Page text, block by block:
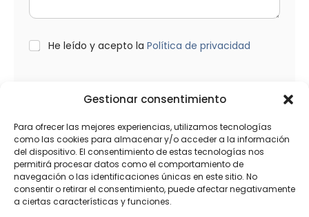
Gestionar consentimiento
Para ofrecer las mejores experiencias, utilizamos tecnologías
como las cookies para almacenar y/o acceder a la información
del dispositivo. El consentimiento de estas tecnologías nos
permitirá procesar datos como el comportamiento de
navegación o las identificaciones únicas en este sitio. No
consentir o retirar el consentimiento, puede afectar negativamente
a ciertas características y funciones.
L
He leído y acepto la Política de privacidad
Productos relacionados